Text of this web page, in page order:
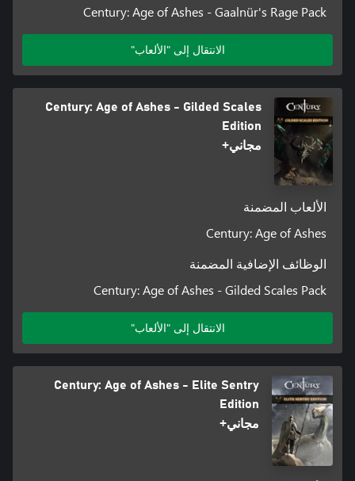
Century: Age of Ashes - Gaalnür's Rage Pack
الانتقال إلى "الألعاب"
Century: Age of Ashes - Gilded Scales
Edition
مجاني+
الألعاب المضمنة
Century: Age of Ashes
الوظائف الإضافية المضمنة
Century: Age of Ashes - Gilded Scales Pack
الانتقال إلى "الألعاب"
Century: Age of Ashes - Elite Sentry
Edition
مجاني+